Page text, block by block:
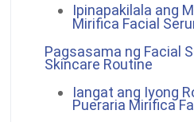
Ipinapakilala ang
Mirifica Facial
Pagsasama ng Facial
Skincare Routine
Iangat ang Iyong
Pueraria Mirifica